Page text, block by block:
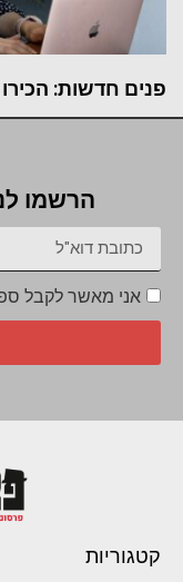
פנים חדשות:
הרשמו
אני מאשר לקבל
קטגוריות